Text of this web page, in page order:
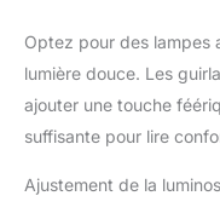
Optez pour des lampes
lumière douce. Les
ajouter une touche
suffisante pour lire
Ajustement de la